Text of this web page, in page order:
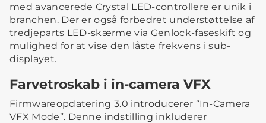
med avancerede Crystal LED-controllere er unik i
branchen. Der er også forbedret understøttelse af
tredjeparts LED-skærme via Genlock-faseskift og
mulighed for at vise den låste frekvens i sub-
displayet.
Farvetroskab i in-camera VFX
Firmwareopdatering 3.0 introducerer “In-Camera
VFX Mode”. Denne indstilling inkluderer